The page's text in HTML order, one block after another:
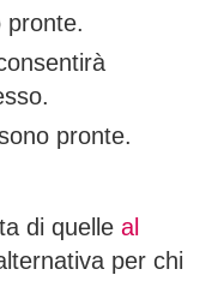
pronte.
pronte.
di quelle al
per chi